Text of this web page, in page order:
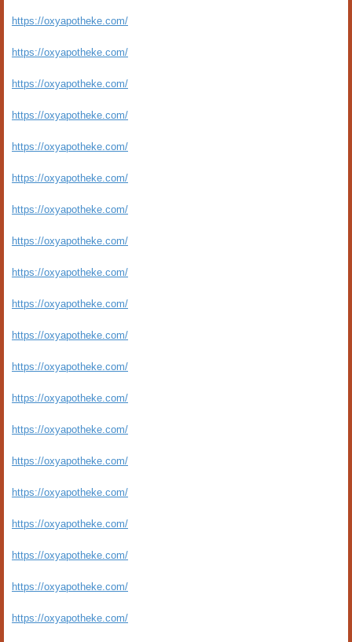
https://oxyapotheke.com/
https://oxyapotheke.com/
https://oxyapotheke.com/
https://oxyapotheke.com/
https://oxyapotheke.com/
https://oxyapotheke.com/
https://oxyapotheke.com/
https://oxyapotheke.com/
https://oxyapotheke.com/
https://oxyapotheke.com/
https://oxyapotheke.com/
https://oxyapotheke.com/
https://oxyapotheke.com/
https://oxyapotheke.com/
https://oxyapotheke.com/
https://oxyapotheke.com/
https://oxyapotheke.com/
https://oxyapotheke.com/
https://oxyapotheke.com/
https://oxyapotheke.com/